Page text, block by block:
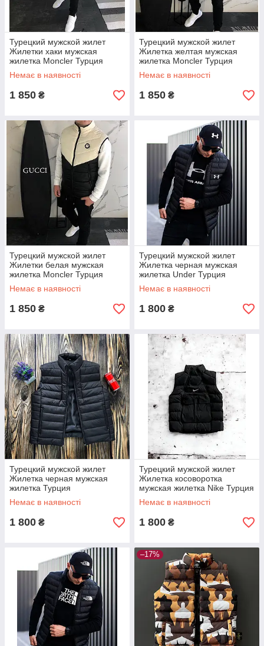
Турецкий мужской жилет
Жилетки хаки мужская
жилетка Moncler Турция
Немає в наявності
1 850 ₴
Турецкий мужской жилет
Жилеткa желтая мужская
жилетка Moncler Турция
Немає в наявності
1 850 ₴
Турецкий мужской жилет
Жилетки белая мужская
жилетка Moncler Турция
Немає в наявності
1 850 ₴
Турецкий мужской жилет
Жилетка черная мужская
жилетка Under Турция
Немає в наявності
1 800 ₴
Турецкий мужской жилет
Жилетка черная мужская
жилетка Турция
Немає в наявності
1 800 ₴
Турецкий мужской жилет
Жилетка косоворотка
мужская жилетка Nike Турция
Немає в наявності
1 800 ₴
–17%